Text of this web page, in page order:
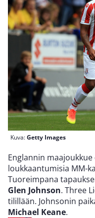
Kuva:Getty Images
Englannin
loukkaantumisia MM-
Tuoreimpana
Glen Johnson. Three
tilillään. Johnsonin
Michael Keane.